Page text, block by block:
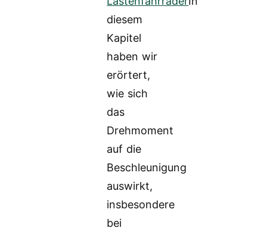
diesem
Kapitel
haben wir
erörtert,
wie sich
das
Drehmoment
auf die
Beschleunigung
auswirkt,
insbesondere
bei